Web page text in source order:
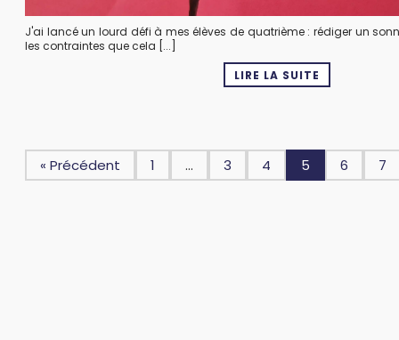
J'ai lancé un lourd défi à mes élèves de quatrième : rédiger un
les contraintes que cela [...]
LIRE LA SUITE
« Précédent 1 … 3 4 5 6 7